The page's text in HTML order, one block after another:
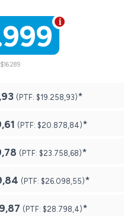
(PTF: $19.258,93)*
(PTF: $20.878,84)*
(PTF: $23.758,68)*
(PTF: $26.098,55)*
(PTF: $28.798,4)*